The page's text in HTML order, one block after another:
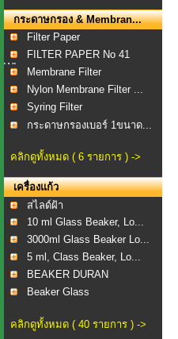
กระดาษกรอง & Membran...
Filter Paper
FILTER PAPER No 41
WI...
Membrane Filter
Nylon Membrane Filter ...
Syring Filter
กระดาษกรองเบอร์ 1ขนาด...
คลิกดูทั้งหมด ( 6 รายการ ) ->
เครื่องแก้ว
สไลด์ฝ้า
10 ml Glass Beaker, Lo...
3000ml Glass Beaker Lo...
5 ml, Class Beaker, Lo...
BEAKER DURAN
Beaker Glass
คลิกดูทั้งหมด ( 40 รายการ ) ->